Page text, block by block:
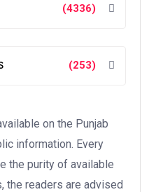
(4336)
(253)
on the Punjab
information. Every
the purity of available
the readers are advised